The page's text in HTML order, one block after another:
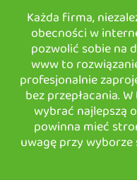
Każda firma,
obecności w
pozwolić sobie na
www to
profesjonalnie
bez przepłacania.
wybrać najlepszą
powinna mieć
uwagę przy wyborze